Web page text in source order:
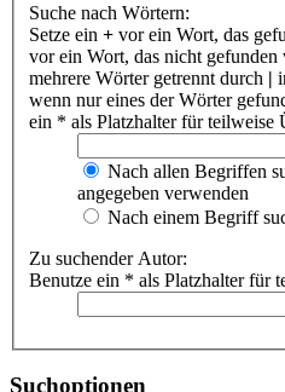
Suche nach Wörtern:
Setze ein + vor ein Wort, das
vor ein Wort, das nicht
mehrere Wörter getrennt durch |
wenn nur eines der Wörter
ein * als Platzhalter für teilweise
Nach allen Begriffen
angegeben verwenden
Nach einem Begriff
Zu suchender Autor:
Benutze ein * als Platzhalter für
Suchoptionen